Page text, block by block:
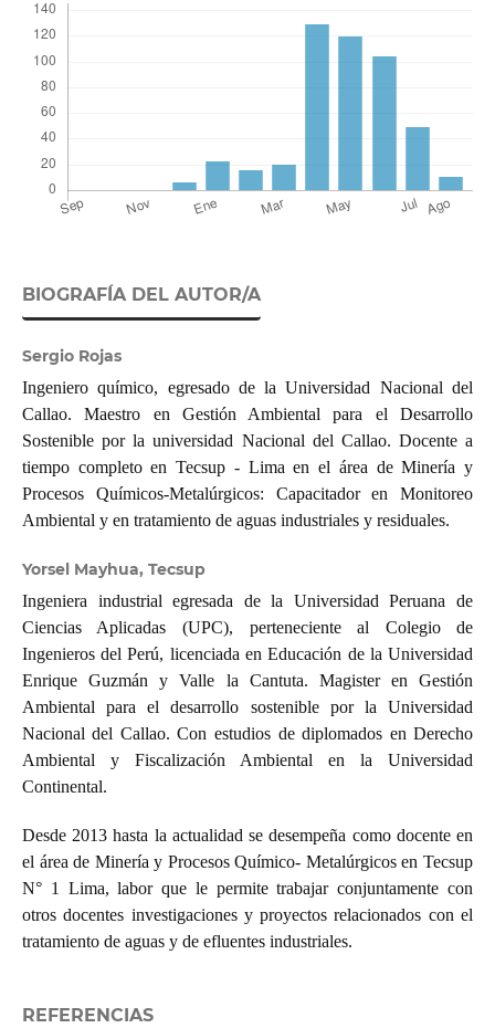
BIOGRAFÍA DEL AUTOR/A
Sergio Rojas
Ingeniero químico, egresado de la Universidad Nacional del
Callao. Maestro en Gestión Ambiental para el Desarrollo
Sostenible por la universidad Nacional del Callao. Docente a
tiempo completo en Tecsup - Lima en el área de Minería y
Procesos Químicos-Metalúrgicos: Capacitador en Monitoreo
Ambiental y en tratamiento de aguas industriales y residuales.
Yorsel Mayhua, Tecsup
Ingeniera industrial egresada de la Universidad Peruana de
Ciencias Aplicadas (UPC), perteneciente al Colegio de
Ingenieros del Perú, licenciada en Educación de la Universidad
Enrique Guzmán y Valle la Cantuta. Magister en Gestión
Ambiental para el desarrollo sostenible por la Universidad
Nacional del Callao. Con estudios de diplomados en Derecho
Ambiental y Fiscalización Ambiental en la Universidad
Continental.
Desde 2013 hasta la actualidad se desempeña como docente en
el área de Minería y Procesos Químico- Metalúrgicos en Tecsup
N° 1 Lima, labor que le permite trabajar conjuntamente con
otros docentes investigaciones y proyectos relacionados con el
tratamiento de aguas y de efluentes industriales.
REFERENCIAS